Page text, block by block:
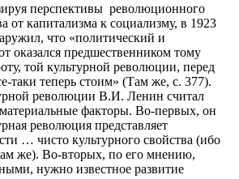
перспективы революционного
от капитализма к социализму, в 1923
что «политический и
оказался предшественником тому
той культурной революции, перед
таки теперь стоим» (Там же, с. 377).
революции В.И. Ленин считал
факторы. Во-первых, он
революция представляет
… чисто культурного свойства (ибо
же). Во-вторых, по его мнению,
нужно известное развитие